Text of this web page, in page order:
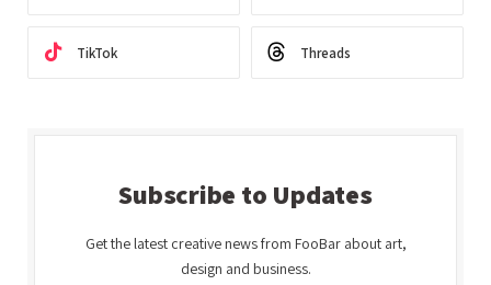
TikTok Threads
Subscribe to Updates
Get the latest creative news from FooBar about art,
design and business.